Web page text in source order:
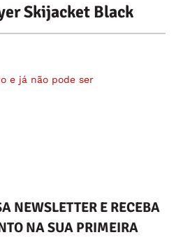
Skijacket Black
e já não pode ser
NEWSLETTER E RECEBA
NA SUA PRIMEIRA